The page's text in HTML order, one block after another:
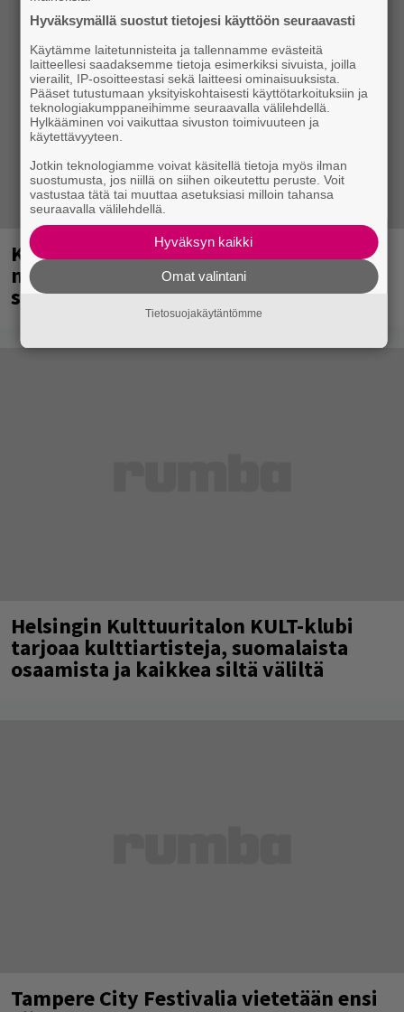
Kent mainittu, ja syystä: kovassa
nosteessa olevan ruotsalaisyhtye
saapuu Suomeen
Helsingin Kulttuuritalon KULT-klubi
tarjoaa kulttiartisteja, suomalaista
osaamista ja kaikkea siltä väliltä
Tampere City Festivalia vietetään ensi
Hyväksymällä suostut tietojesi käyttöön seuraavasti
Käytämme laitetunnisteita ja tallennamme evästeitä
laitteellesi saadaksemme tietoja esimerkiksi sivuista, joilla
vierailit, IP-osoitteestasi sekä laitteesi ominaisuuksista.
Pääset tutustumaan yksityiskohtaisesti käyttötarkoituksiin ja
teknologiakumppaneihimme seuraavalla välilehdellä.
Hylkääminen voi vaikuttaa sivuston toimivuuteen ja
käytettävyyteen.
Jotkin teknologiamme voivat käsitellä tietoja myös ilman
suostumusta, jos niillä on siihen oikeutettu peruste. Voit
vastustaa tätä tai muuttaa asetuksiasi milloin tahansa
seuraavalla välilehdellä.
Hyväksyn kaikki
Omat valintani
Tietosuojakäytäntömme